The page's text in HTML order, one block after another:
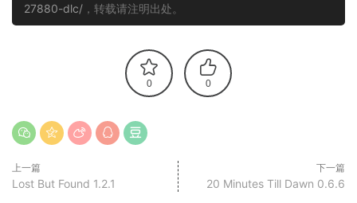
27880-dlc/ ，转载请注明出处。
0 0
上一篇
Lost But Found 1.2.1
下一篇
20 Minutes Till Dawn 0.6.6